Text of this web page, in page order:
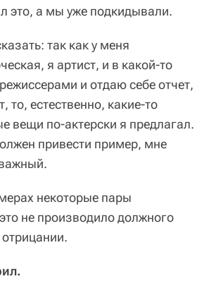
это, а мы уже подкидывали.
так как у меня
я артист, и в какой-то
и отдаю себе отчет,
то, естественно, какие-то
вещи по-актерски я предлагал.
привести пример, мне
некоторые пары
не производило должного